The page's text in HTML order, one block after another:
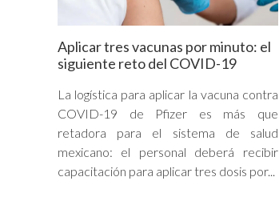
Aplicar tres vacunas por minuto: el
siguiente reto del COVID-19
La logística para aplicar la vacuna contra
COVID-19 de Pfizer es más que
retadora para el sistema de salud
mexicano: el personal deberá recibir
capacitación para aplicar tres dosis por...